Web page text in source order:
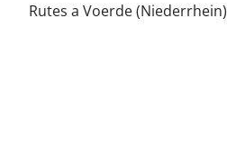
Rutes a Voerde (Niederrhein)